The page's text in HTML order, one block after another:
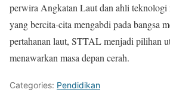
perwira Angkatan Laut dan ahli teknologi
yang bercita-cita mengabdi pada bangsa
pertahanan laut, STTAL menjadi pilihan
menawarkan masa depan cerah.
Categories: Pendidikan